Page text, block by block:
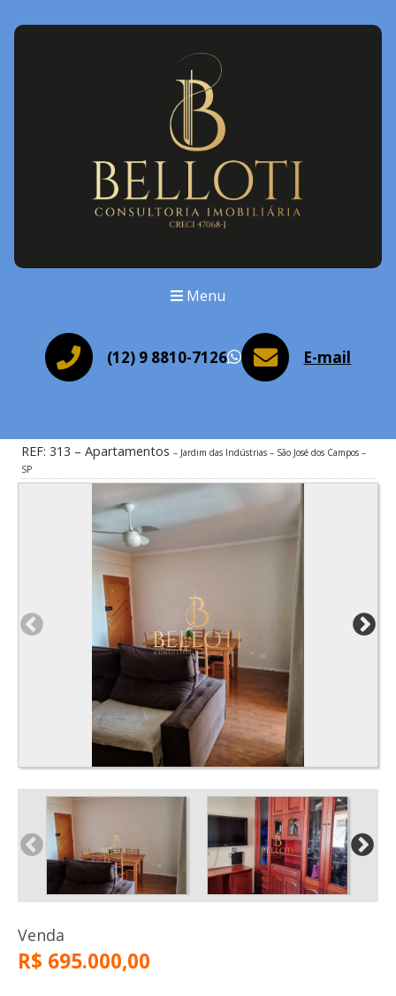
Menu
(12) 9 8810-7126 WhatsApp
E-mail
REF: 313 – Apartamentos
Jardim das Indústrias – São José dos Campos –
SP
Venda
R$ 695.000,00